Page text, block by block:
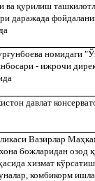
ва қурилиш
даражада
ғунбоева номидаги
- ижрочи
давлат
Вазирлар Маҳ
божларидан озод қ
асида хизмат
комбикорм